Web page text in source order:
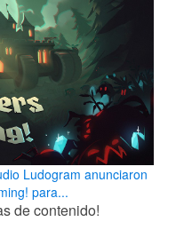
Ludogram anunciaron
para...
de contenido!